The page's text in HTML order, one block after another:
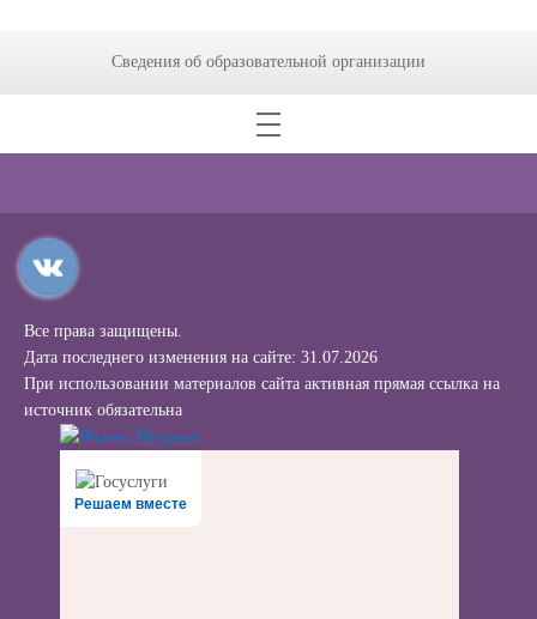
Сведения об образовательной организации
Все права защищены.
Дата последнего изменения на сайте: 31.07.2026
При использовании материалов сайта активная прямая ссылка на
источник обязательна
Решаем вместе